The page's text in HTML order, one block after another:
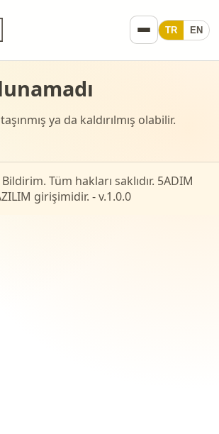
TR EN
ya da kaldırılmış olabilir.
Tüm hakları saklıdır. 5ADIM
girişimidir. - v.1.0.0